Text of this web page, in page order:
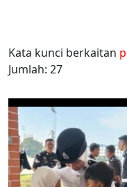
Kata kunci berkaitan
Jumlah: 27